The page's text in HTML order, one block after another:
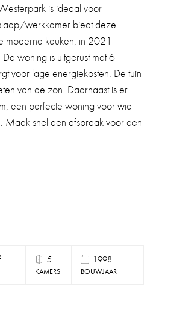
is ideaal voor
werkkamer biedt deze
moderne keuken, in 2021
woning is uitgerust met 6
voor lage energiekosten. De tuin
van de zon. Daarnaast is er
een perfecte woning voor wie
Maak snel een afspraak voor een
5
KAMERS
1998
BOUWJAAR